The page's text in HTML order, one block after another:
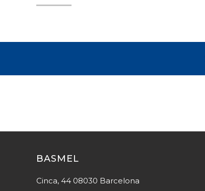
BASMEL
Cinca, 44 08030 Barcelona